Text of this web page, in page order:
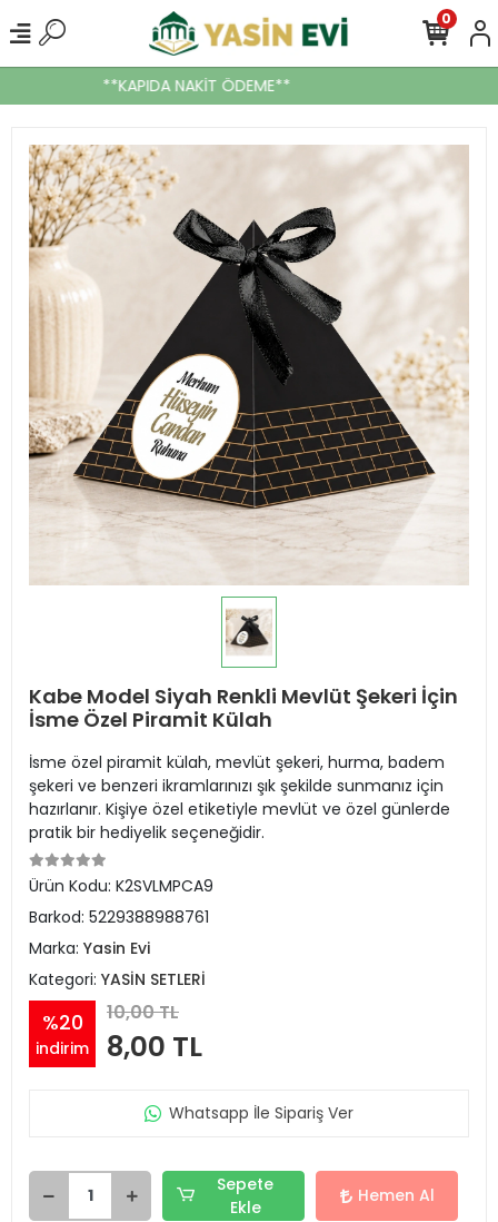
**KAPIDA NAKİT ÖDEME**
0
Kabe Model Siyah Renkli Mevlüt Şekeri İçin
İsme Özel Piramit Külah
İsme özel piramit külah, mevlüt şekeri, hurma, badem
şekeri ve benzeri ikramlarınızı şık şekilde sunmanız için
hazırlanır. Kişiye özel etiketiyle mevlüt ve özel günlerde
pratik bir hediyelik seçeneğidir.
Ürün Kodu: K2SVLMPCA9
Barkod: 5229388988761
Marka: Yasin Evi
Kategori: YASİN SETLERİ
%20
indirim
10,00 TL
8,00 TL
Whatsapp İle Sipariş Ver
Sepete
Ekle
Hemen Al